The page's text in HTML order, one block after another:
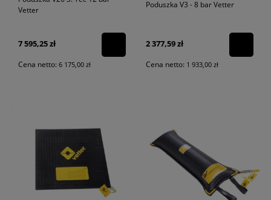
Vetter
7 595,25 zł
Cena netto: 6 175,00 zł
Poduszka V3 - 8 bar Vetter
2 377,59 zł
Cena netto: 1 933,00 zł